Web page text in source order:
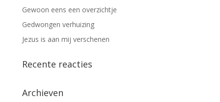
Gewoon eens een overzichtje
Gedwongen verhuizing
Jezus is aan mij verschenen
Recente reacties
Archieven